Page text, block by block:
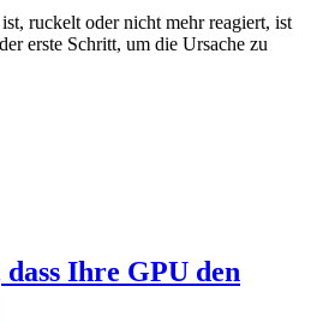
ruckelt oder nicht mehr reagiert, ist
erste Schritt, um die Ursache zu
Ihre GPU den